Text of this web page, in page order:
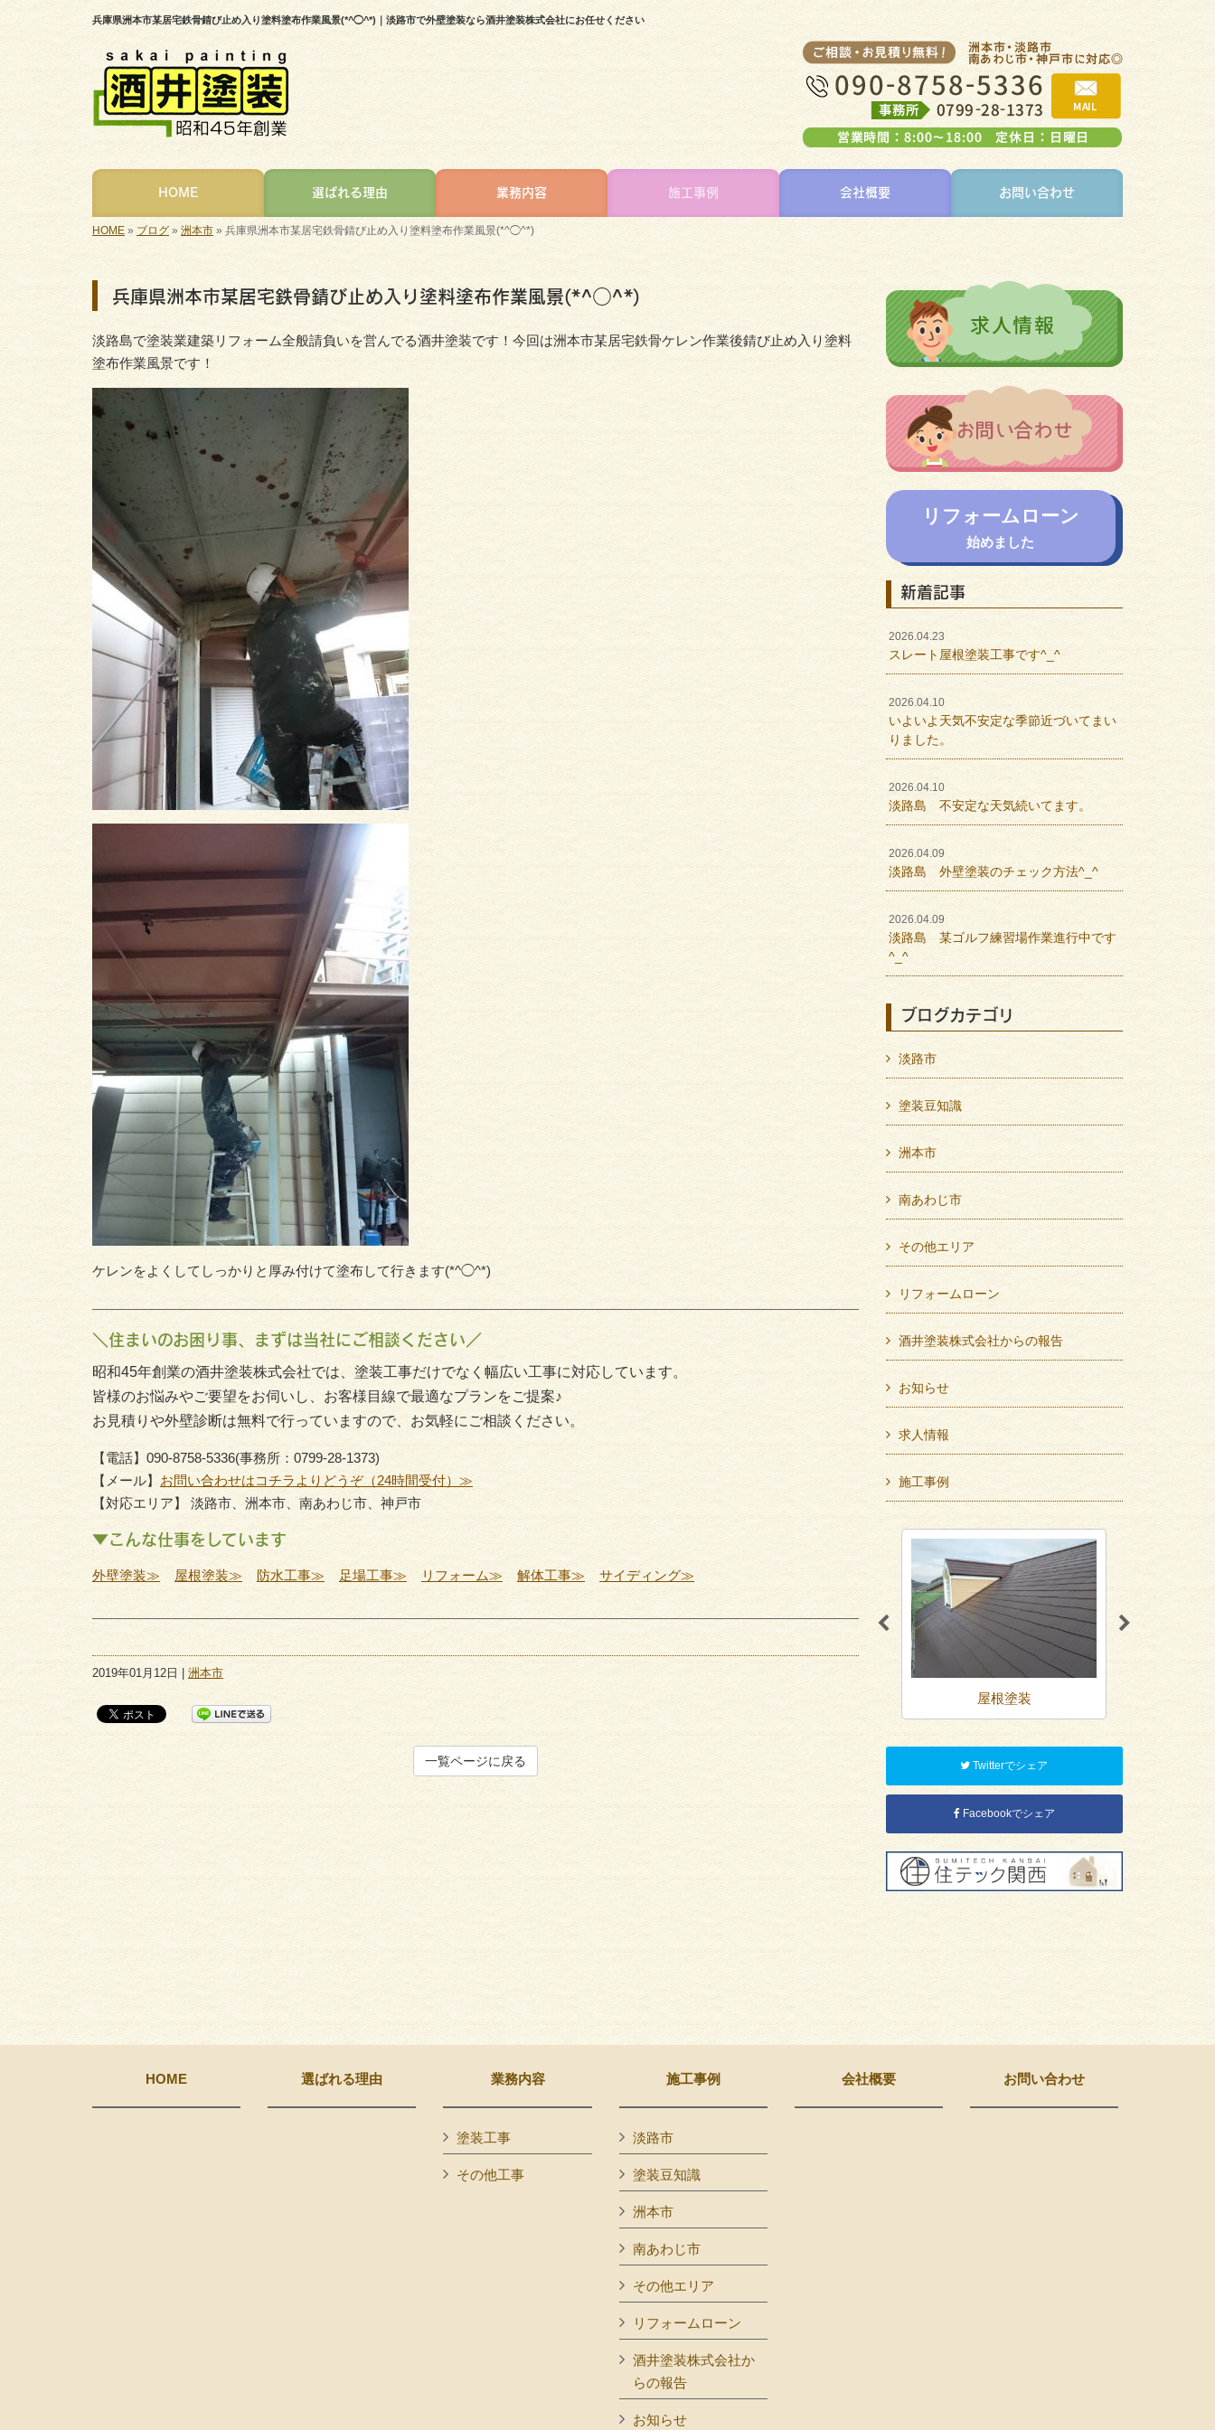
兵庫県洲本市某居宅鉄骨錆び止め入り塗料塗布作業風景(*^◯^*)｜淡路市で外壁塗装なら酒井塗装株式会社にお任せください
HOME 選ばれる理由 業務内容 施工事例 会社概要 お問い合わせ
HOME » ブログ » 洲本市 »兵庫県洲本市某居宅鉄骨錆び止め入り塗料塗布作業風景(*^◯^*)
兵庫県洲本市某居宅鉄骨錆び止め入り塗料塗布作業風景(*^◯^*)
淡路島で塗装業建築リフォーム全般請負いを営んでる酒井塗装です！今回は洲本市某居宅鉄骨ケレン作業後錆び止め入り塗料
塗布作業風景です！
ケレンをよくしてしっかりと厚み付けて塗布して行きます(*^◯^*)
＼住まいのお困り事、まずは当社にご相談ください／
昭和45年創業の酒井塗装株式会社では、塗装工事だけでなく幅広い工事に対応しています。
皆様のお悩みやご要望をお伺いし、お客様目線で最適なプランをご提案♪
お見積りや外壁診断は無料で行っていますので、お気軽にご相談ください。
【電話】090-8758-5336(事務所：0799-28-1373)
【メール】 お問い合わせはコチラよりどうぞ（24時間受付）≫
【対応エリア】 淡路市、洲本市、南あわじ市、神戸市
▼こんな仕事をしています
外壁塗装≫ 屋根塗装≫ 防水工事≫ 足場工事≫ リフォーム≫ 解体工事≫ サイディング≫
2019年01月12日 | 洲本市
一覧ページに戻る
リフォームローン
始めました
新着記事
2026.04.23
スレート屋根塗装工事です^_^
2026.04.10
いよいよ天気不安定な季節近づいてまい
りました。
2026.04.10
淡路島 不安定な天気続いてます。
2026.04.09
淡路島 外壁塗装のチェック方法^_^
2026.04.09
淡路島 某ゴルフ練習場作業進行中です
^_^
ブログカテゴリ
淡路市
塗装豆知識
洲本市
南あわじ市
その他エリア
リフォームローン
酒井塗装株式会社からの報告
お知らせ
求人情報
施工事例
サイディング 外壁塗装 屋根塗装
Twitterでシェア
Facebookでシェア
HOME 選ばれる理由 業務内容
塗装工事
その他工事
施工事例
淡路市
塗装豆知識
洲本市
南あわじ市
その他エリア
リフォームローン
酒井塗装株式会社か
らの報告
お知らせ
会社概要 お問い合わせ